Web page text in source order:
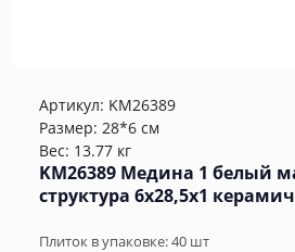
Артикул: KM26389
Размер: 28*6 см
Вес: 13.77 кг
KM26389 Медина 1 белый
структура 6x28,5x1
Плиток в упаковке:40 шт